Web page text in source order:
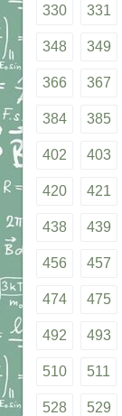
330 331
348 349
366 367
384 385
402 403
420 421
438 439
456 457
474 475
492 493
510 511
528 529